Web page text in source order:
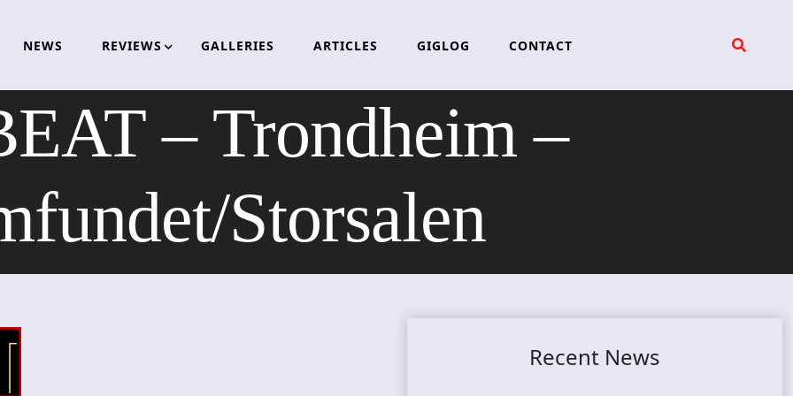
NEWS REVIEWS GALLERIES ARTICLES GIGLOG CONTACT
– Trondheim –
Storsalen
Recent News